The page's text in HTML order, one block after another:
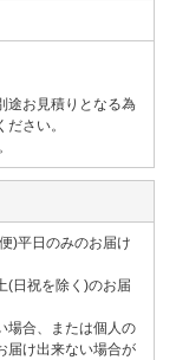
途お見積りとなる為
さい。
)平日のみのお届け
(日祝を除く)のお届
場合、または個人の
届け出来ない場合が